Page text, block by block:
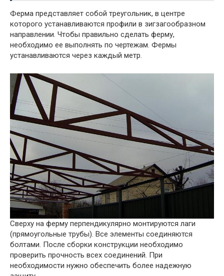
Ферма представляет собой треугольник, в центре
которого устанавливаются профили в зигзагообразном
направлении. Чтобы правильно сделать ферму,
необходимо ее выполнять по чертежам. Фермы
устанавливаются через каждый метр.
Сверху на ферму перпендикулярно монтируются лаги
(прямоугольные трубы). Все элементы соединяются
болтами. После сборки конструкции необходимо
проверить прочность всех соединений. При
необходимости нужно обеспечить более надежную